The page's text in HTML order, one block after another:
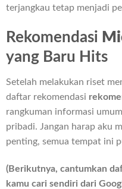
terjangkau tetap menjadi
Rekomendasi
yang Baru Hits
Setelah melakukan riset
daftar rekomendasi
rangkuman informasi
pribadi. Jangan harap aku
penting, semua tempat ini
(Berikutnya, cantumkan
kamu cari sendiri dari